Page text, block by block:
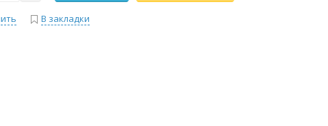
В закладки